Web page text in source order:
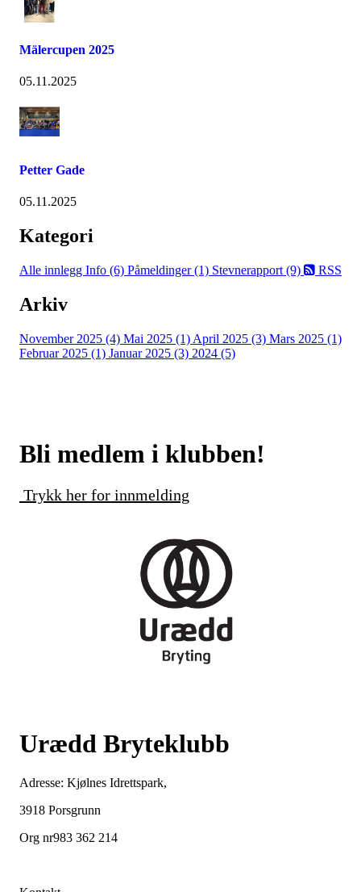
Mälercupen 2025
05.11.2025
Petter Gade
05.11.2025
Kategori
Alle innlegg Info (6) Påmeldinger (1) Stevnerapport (9) RSS
Arkiv
November 2025 (4) Mai 2025 (1) April 2025 (3) Mars 2025 (1)
Februar 2025 (1) Januar 2025 (3) 2024 (5)
Bli medlem i klubben!
Trykk her for innmelding
Urædd Bryteklubb
Adresse: Kjølnes Idrettspark,
3918 Porsgrunn
Org nr983 362 214